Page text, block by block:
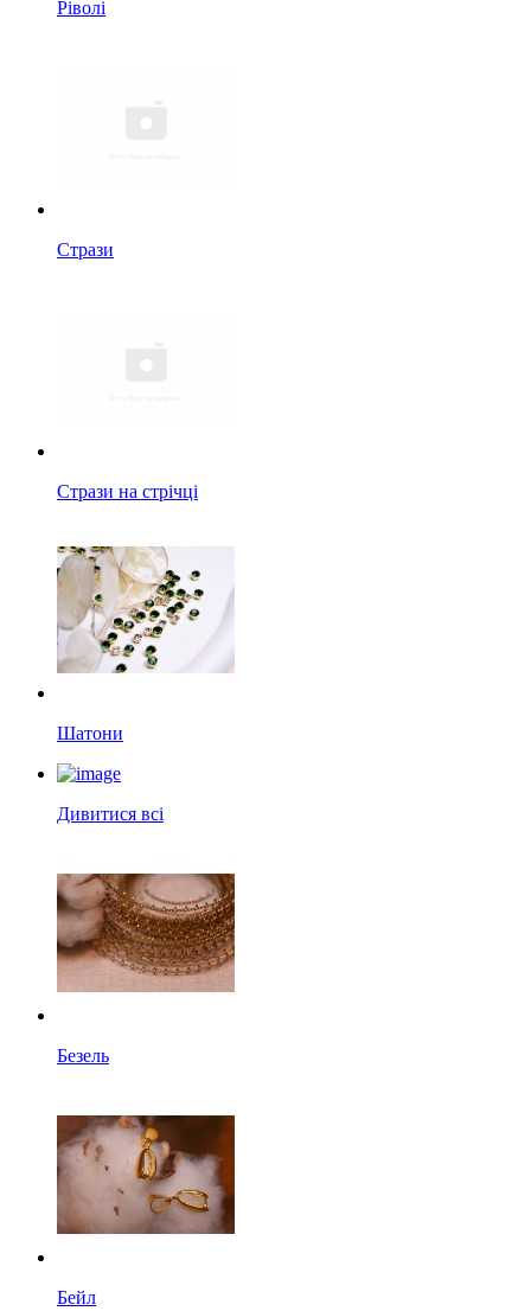
Ріволі
Стрази
Стрази на стрічці
Шатони
Дивитися всі
Безель
Бейл